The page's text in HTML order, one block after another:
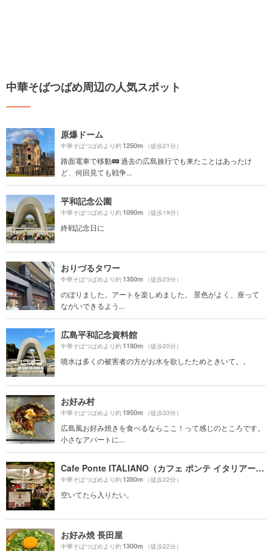
中華そばつばめ周辺の人気スポット
原爆ドーム
中華そばつばめより約1250m （徒歩21分）
路面電車で移動🚃 過去の広島旅行でも来たことはあったけ
ど、何回見ても戦争...
平和記念公園
中華そばつばめより約1090m （徒歩19分）
終戦記念日に
おりづるタワー
中華そばつばめより約1350m （徒歩23分）
のぼりました。アートを楽しめました。 景色がよく、座って
ながいできるよう...
広島平和記念資料館
中華そばつばめより約1180m （徒歩20分）
噴水は多くの被害者の方がお水を欲したためときいて。。
お好み村
中華そばつばめより約1950m （徒歩33分）
広島風お好み焼きを食べるならここ！って感じのところです。
小さなアパートに...
Cafe Ponte ITALIANO（カフェ ポンテ イタリアーノ）
中華そばつばめより約1280m （徒歩22分）
空いてたら入りたい。
お好み焼 長田屋
中華そばつばめより約1300m （徒歩22分）